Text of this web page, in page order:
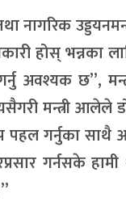
नागरिक
होस् भन्नका
अवश्यक छ”,
मन्त्री आलेले
पहल गर्नुका
गर्नसके